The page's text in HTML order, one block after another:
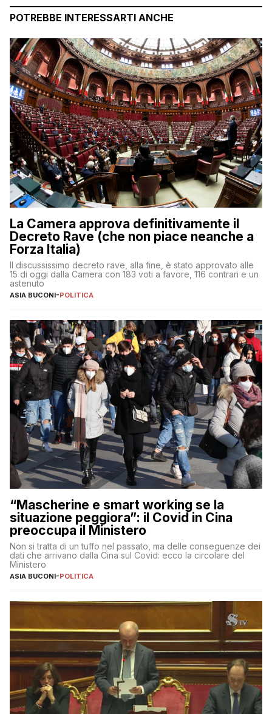
POTREBBE INTERESSARTI ANCHE
La Camera approva definitivamente il
Decreto Rave (che non piace neanche a
Forza Italia)
Il discussissimo decreto rave, alla fine, è stato approvato alle
15 di oggi dalla Camera con 183 voti a favore, 116 contrari e un
astenuto
ASIA BUCONI-POLITICA
“Mascherine e smart working se la
situazione peggiora”: il Covid in Cina
preoccupa il Ministero
Non si tratta di un tuffo nel passato, ma delle conseguenze dei
dati che arrivano dalla Cina sul Covid: ecco la circolare del
Ministero
ASIA BUCONI-POLITICA